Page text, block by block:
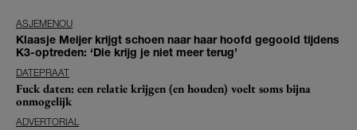
ASJEMENOU
Klaasje Meijer krijgt schoen naar haar hoofd gegooid tijdens
K3-optreden: ‘Die krijg je niet meer terug’
DATEPRAAT
Fuck daten: een relatie krijgen (en houden) voelt soms bijna
onmogelijk
ADVERTORIAL